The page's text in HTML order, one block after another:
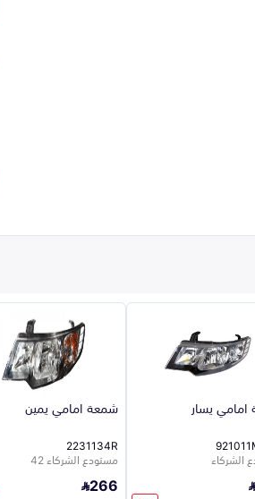
يسار
الشركاء
شمعة امامي يمين
2231134R
مستودع الشركاء 42
266